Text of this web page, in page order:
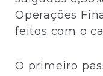
Operações
feitos com o
O primeiro